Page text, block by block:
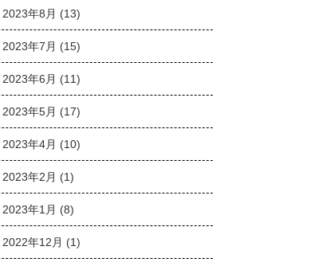
2023年8月 (13)
2023年7月 (15)
2023年6月 (11)
2023年5月 (17)
2023年4月 (10)
2023年2月 (1)
2023年1月 (8)
2022年12月 (1)